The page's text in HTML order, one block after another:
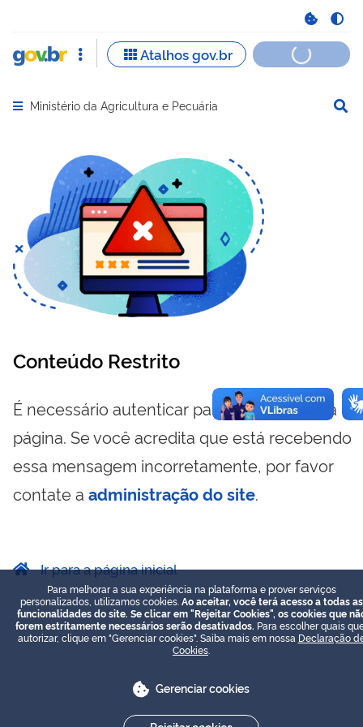
Abrir menu principal de navegação
Ministério da Agricultura e Pecuária
Conteúdo Restrito
É necessário autenticar para visualizar essa
página. Se você acredita que está recebendo
essa mensagem incorretamente, por favor
contate a administração do site.
Ir para a página inicial
Para melhorar a sua experiência na plataforma e prover serviços
personalizados, utilizamos cookies. Ao aceitar, você terá acesso a todas as
funcionalidades do site. Se clicar em "Rejeitar Cookies", os cookies que
forem estritamente necessários serão desativados. Para escolher quais
autorizar, clique em "Gerenciar cookies". Saiba mais em nossa Declaração
Cookies
Gerenciar cookies